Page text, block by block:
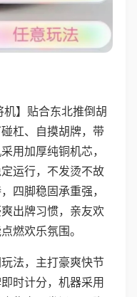
机】贴合东北推倒胡
杠、自摸胡牌，带
用加厚纯铜机芯，
运行，不发烫不故
四脚稳固承重强，
出牌习惯，亲友欢
燃欢乐氛围。
法，主打豪爽快节
时计分，机器采用